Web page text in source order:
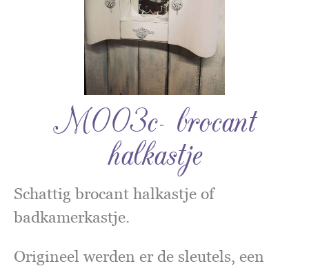
M003c- brocant
halkastje
Schattig brocant halkastje of
badkamerkastje.
Origineel werden er de sleutels, een